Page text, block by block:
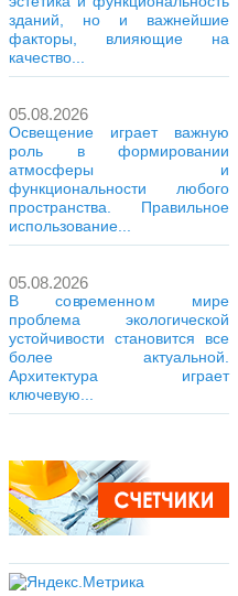
зданий, но и важнейшие
факторы, влияющие на
качество...
05.08.2026
Освещение играет важную
роль в формировании
атмосферы и
функциональности любого
пространства. Правильное
использование...
05.08.2026
В современном мире
проблема экологической
устойчивости становится все
более актуальной.
Архитектура играет
ключевую...